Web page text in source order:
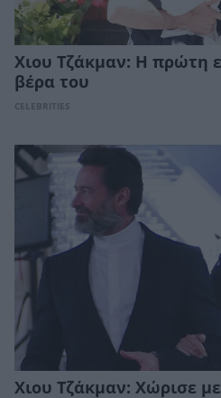
Χιου Τζάκμαν: Η πρώτη
βέρα του
CELEBRITIES
Χιου Τζάκμαν: Χώρισε